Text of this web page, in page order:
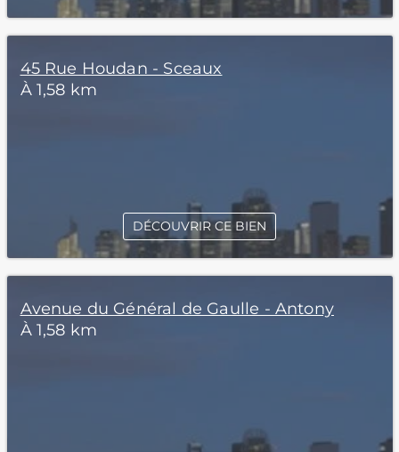
45 Rue Houdan - Sceaux
À 1,58 km
DÉCOUVRIR CE BIEN
Avenue du Général de Gaulle - Antony
À 1,58 km